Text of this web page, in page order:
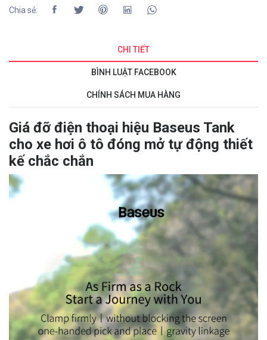
Chia sẻ:
CHI TIẾT
BÌNH LUẬT FACEBOOK
CHÍNH SÁCH MUA HÀNG
Giá đỡ điện thoại hiệu Baseus Tank
cho xe hơi ô tô đóng mở tự động thiết
kế chắc chắn